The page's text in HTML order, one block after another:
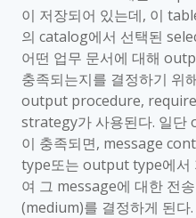
이 저장되어 있는데, 이
의 catalog에서 선택된
어떤 업무 문서에 대해
충족되는지를 결정하기 위
output procedure,
strategy가 사용된다. 일단
이 충족되면, message
type또는 output type에서
여 그 message에 대한 전
(medium)를 결정하게 된